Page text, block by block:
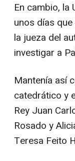
En cambio, la
unos días
la jueza del
investigar a
Mantenía así
catedrático y
Rey Juan
Rosado y
Teresa Feito